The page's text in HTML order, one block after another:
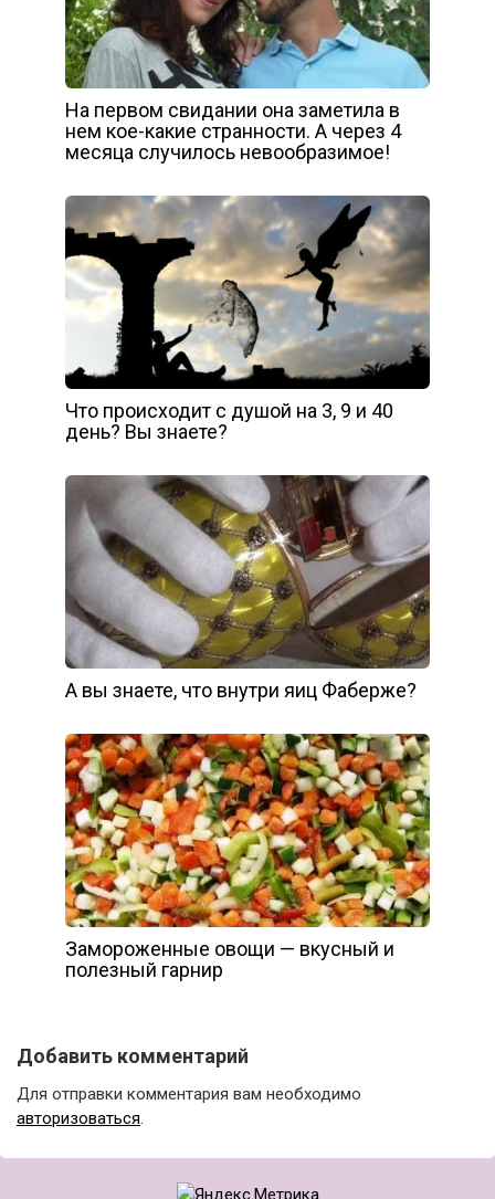
На первом свидании она заметила в
нем кое-какие странности. А через 4
месяца случилось невообразимое!
Что происходит с душой на 3, 9 и 40
день? Вы знаете?
А вы знаете, что внутри яиц Фаберже?
Замороженные овощи — вкусный и
полезный гарнир
Добавить комментарий
Для отправки комментария вам необходимо
авторизоваться.